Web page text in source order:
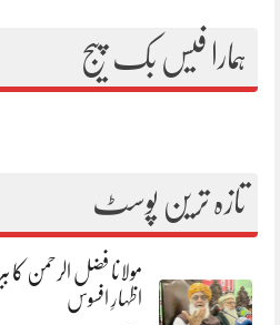
ہمارا فیس بک پیج
تازہ ترین پوسٹ
مولانا فضل الرحمن کا
اظہارِ افسوس